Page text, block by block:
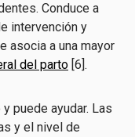
Conduce a
intervención y
asocia a una mayor
del parto [6].
puede ayudar. Las
y el nivel de